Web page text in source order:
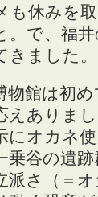
も休みを
。で、福
きました。
物館は初
えありま
にオカネ
乗谷の遺
派さ（＝